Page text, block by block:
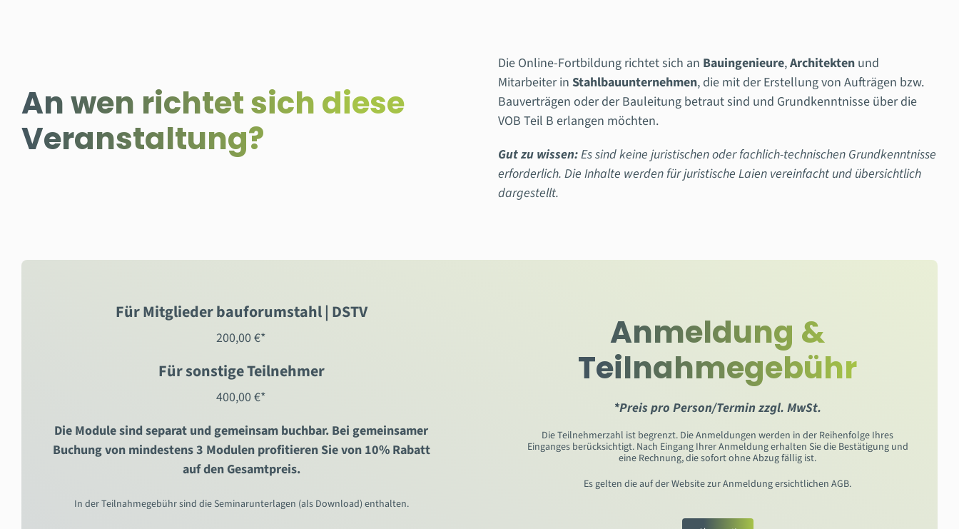
An wen richtet sich diese
Veranstaltung?
Die Online-Fortbildung richtet sich an Bauingenieure,Architekten und
Mitarbeiter in Stahlbauunternehmen, die mit der Erstellung von Aufträgen bzw.
Bauverträgen oder der Bauleitung betraut sind und Grundkenntnisse über die
VOB Teil B erlangen möchten.
Gut zu wissen:Es sind keine juristischen oder fachlich-technischen Grundkenntnisse
erforderlich. Die Inhalte werden für juristische Laien vereinfacht und übersichtlich
dargestellt.
Für Mitglieder bauforumstahl | DSTV
200,00 €*
Für sonstige Teilnehmer
400,00 €*
Die Module sind separat und gemeinsam buchbar. Bei gemeinsamer
Buchung von mindestens 3 Modulen profitieren Sie von 10% Rabatt
auf den Gesamtpreis.
In der Teilnahmegebühr sind die Seminarunterlagen (als Download) enthalten.
Anmeldung &
Teilnahmegebühr
*Preis pro Person/Termin zzgl. MwSt.
Die Teilnehmerzahl ist begrenzt. Die Anmeldungen werden in der Reihenfolge Ihres
Einganges berücksichtigt. Nach Eingang Ihrer Anmeldung erhalten Sie die Bestätigung und
eine Rechnung, die sofort ohne Abzug fällig ist.
Es gelten die auf der Website zur Anmeldung ersichtlichen AGB.